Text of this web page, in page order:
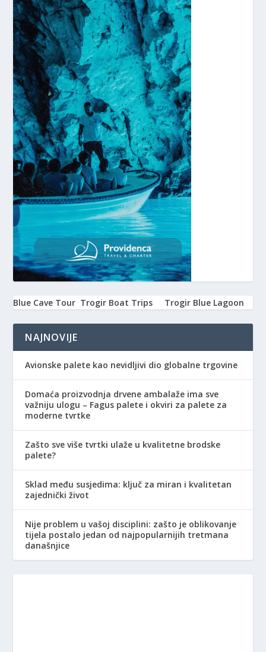
Blue Cave Tour Trogir Boat Trips Trogir Blue Lagoon
NAJNOVIJE
Avionske palete kao nevidljivi dio globalne trgovine
Domaća proizvodnja drvene ambalaže ima sve
važniju ulogu – Fagus palete i okviri za palete za
moderne tvrtke
Zašto sve više tvrtki ulaže u kvalitetne brodske
palete?
Sklad među susjedima: ključ za miran i kvalitetan
zajednički život
Nije problem u vašoj disciplini: zašto je oblikovanje
tijela postalo jedan od najpopularnijih tretmana
današnjice